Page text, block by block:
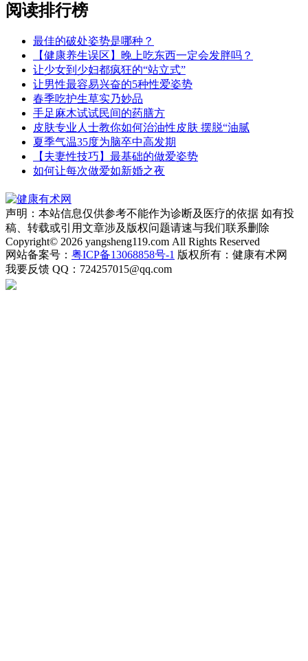
阅读排行榜
最佳的破处姿势是哪种？
【健康养生误区】晚上吃东西一定会发胖吗？
让少女到少妇都疯狂的“站立式”
让男性最容易兴奋的5种性爱姿势
春季吃护生草实乃妙品
手足麻木试试民间的药膳方
皮肤专业人士教你如何治油性皮肤 摆脱“油腻
夏季气温35度为脑卒中高发期
【夫妻性技巧】最基础的做爱姿势
如何让每次做爱如新婚之夜
声明：本站信息仅供参考不能作为诊断及医疗的依据 如有投
稿、转载或引用文章涉及版权问题请速与我们联系删除
Copyright© 2026 yangsheng119.com All Rights Reserved
网站备案号： 粤ICP备13068858号-1 版权所有：健康有术网
我要反馈 QQ：724257015@qq.com